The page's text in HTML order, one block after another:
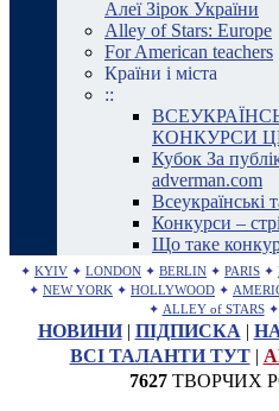
Алеї Зірок України
Alley of Stars: Europe
For American teachers
Країни і міста
::
КОНКУРСИ
Кубок За
adverman.com
Всеукраїнські
Конкурси –
Що таке
✦ KYIV ✦ LONDON ✦ BERLIN ✦ PARIS ✦
✦ NEW YORK ✦ HOLLYWOOD ✦
✦ ALLEY of STARS ✦
НОВИНИ| ПІДПИСКА |
ВСІ ТАЛАНТИ ТУТ|
7627ТВОРЧИХ